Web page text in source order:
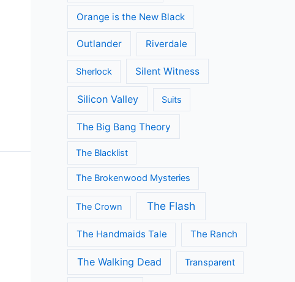
Orange is the New Black
Outlander Riverdale
Sherlock Silent Witness
Silicon Valley Suits
The Big Bang Theory
The Blacklist
The Brokenwood Mysteries
The Crown The Flash
The Handmaids Tale The Ranch
The Walking Dead Transparent